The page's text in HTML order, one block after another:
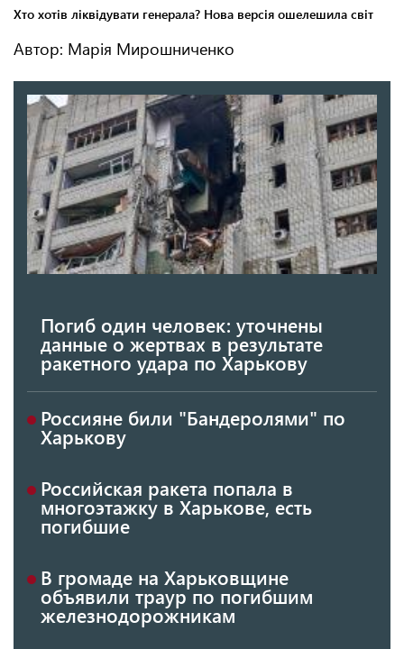
Автор: Марія Мирошниченко
Погиб один человек: уточнены
данные о жертвах в результате
ракетного удара по Харькову
Россияне били "Бандеролями" по
Харькову
Российская ракета попала в
многоэтажку в Харькове, есть
погибшие
В громаде на Харьковщине
объявили траур по погибшим
железнодорожникам